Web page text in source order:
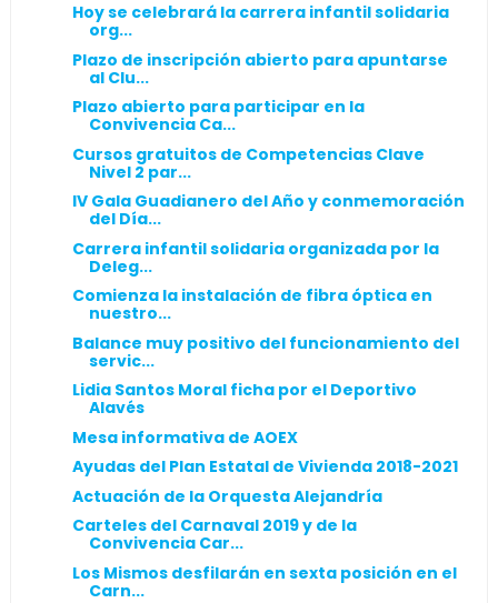
Hoy se celebrará la carrera infantil solidaria
org...
Plazo de inscripción abierto para apuntarse
al Clu...
Plazo abierto para participar en la
Convivencia Ca...
Cursos gratuitos de Competencias Clave
Nivel 2 par...
IV Gala Guadianero del Año y conmemoración
del Día...
Carrera infantil solidaria organizada por la
Deleg...
Comienza la instalación de fibra óptica en
nuestro...
Balance muy positivo del funcionamiento del
servic...
Lidia Santos Moral ficha por el Deportivo
Alavés
Mesa informativa de AOEX
Ayudas del Plan Estatal de Vivienda 2018-2021
Actuación de la Orquesta Alejandría
Carteles del Carnaval 2019 y de la
Convivencia Car...
Los Mismos desfilarán en sexta posición en el
Carn...